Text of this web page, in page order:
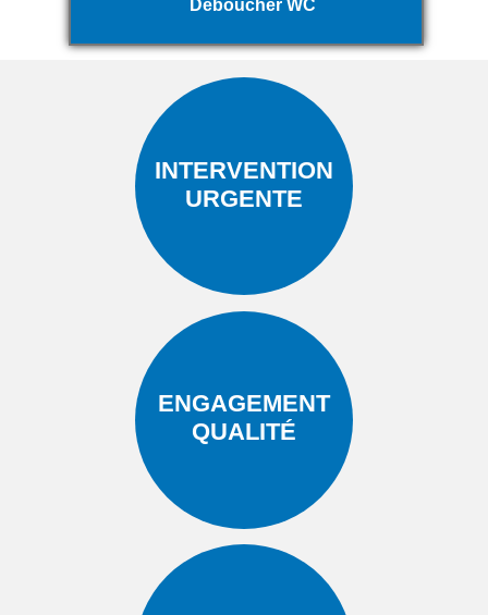
Déboucher WC
INTERVENTION
URGENTE
ENGAGEMENT
QUALITÉ